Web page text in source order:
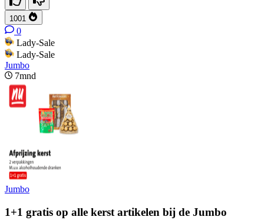
1001
0
Lady-Sale
Lady-Sale
Jumbo
7mnd
Jumbo
1+1 gratis op alle kerst artikelen bij de Jumbo